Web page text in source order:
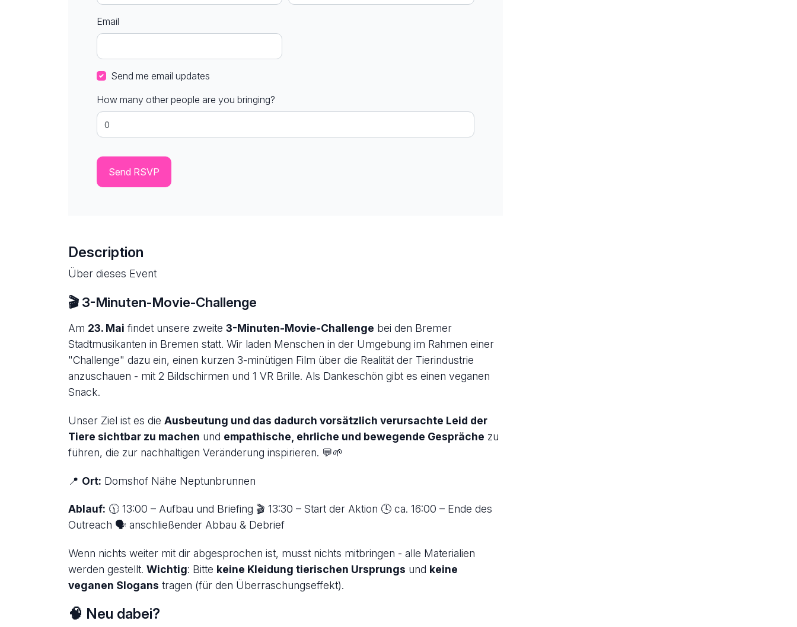
Email
Send me email updates
How many other people are you bringing?
Description
Über dieses Event
🎬 3-Minuten-Movie-Challenge
Am 23. Mai findet unsere zweite 3-Minuten-Movie-Challenge bei den Bremer
Stadtmusikanten in Bremen statt. Wir laden Menschen in der Umgebung im Rahmen einer
"Challenge" dazu ein, einen kurzen 3-minütigen Film über die Realität der Tierindustrie
anzuschauen - mit 2 Bildschirmen und 1 VR Brille. Als Dankeschön gibt es einen veganen
Snack.
Unser Ziel ist es die Ausbeutung und das dadurch vorsätzlich verursachte Leid der
Tiere sichtbar zu machen und empathische, ehrliche und bewegende Gespräche zu
führen, die zur nachhaltigen Veränderung inspirieren. 💬🌱
📍 Ort: Domshof Nähe Neptunbrunnen
Ablauf: 🕦 13:00 – Aufbau und Briefing 🎬 13:30 – Start der Aktion 🕓 ca. 16:00 – Ende des
Outreach 🗣 anschließender Abbau & Debrief
Wenn nichts weiter mit dir abgesprochen ist, musst nichts mitbringen - alle Materialien
werden gestellt. Wichtig: Bitte keine Kleidung tierischen Ursprungs und keine
veganen Slogans tragen (für den Überraschungseffekt).
🧠 Neu dabei?